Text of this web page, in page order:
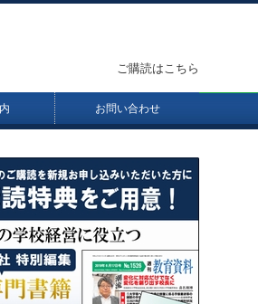
お問い合わせ
ご購読はこちら